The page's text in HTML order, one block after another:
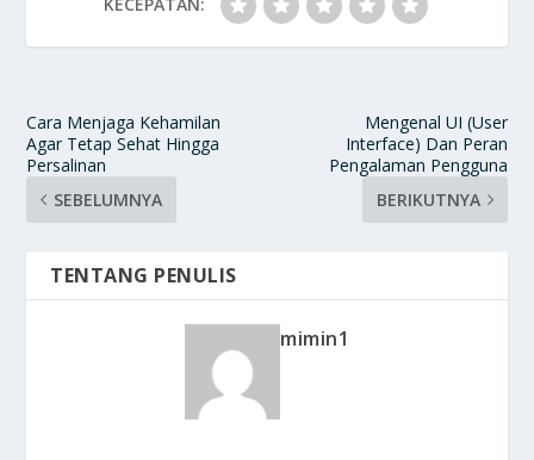
Cara Menjaga Kehamilan
Agar Tetap Sehat Hingga
Persalinan
SEBELUMNYA
Mengenal UI (User
Interface) Dan Peran
Pengalaman Pengguna
BERIKUTNYA
TENTANG PENULIS
mimin1